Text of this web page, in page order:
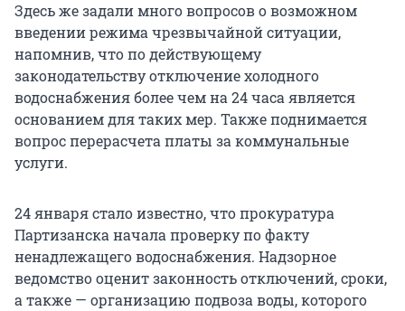
Здесь же задали много вопросов о возможном
введении режима чрезвычайной ситуации,
напомнив, что по действующему
законодательству отключение холодного
водоснабжения более чем на 24 часа является
основанием для таких мер. Также поднимается
вопрос перерасчета платы за коммунальные
услуги.
24 января стало известно, что прокуратура
Партизанска начала проверку по факту
ненадлежащего водоснабжения. Надзорное
ведомство оценит законность отключений, сроки,
а также — организацию подвоза воды, которого